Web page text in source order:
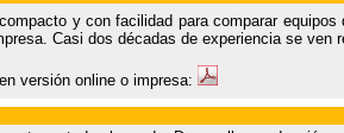
y con facilidad para comparar
Casi dos décadas de experiencia se ven
versión online o impresa: